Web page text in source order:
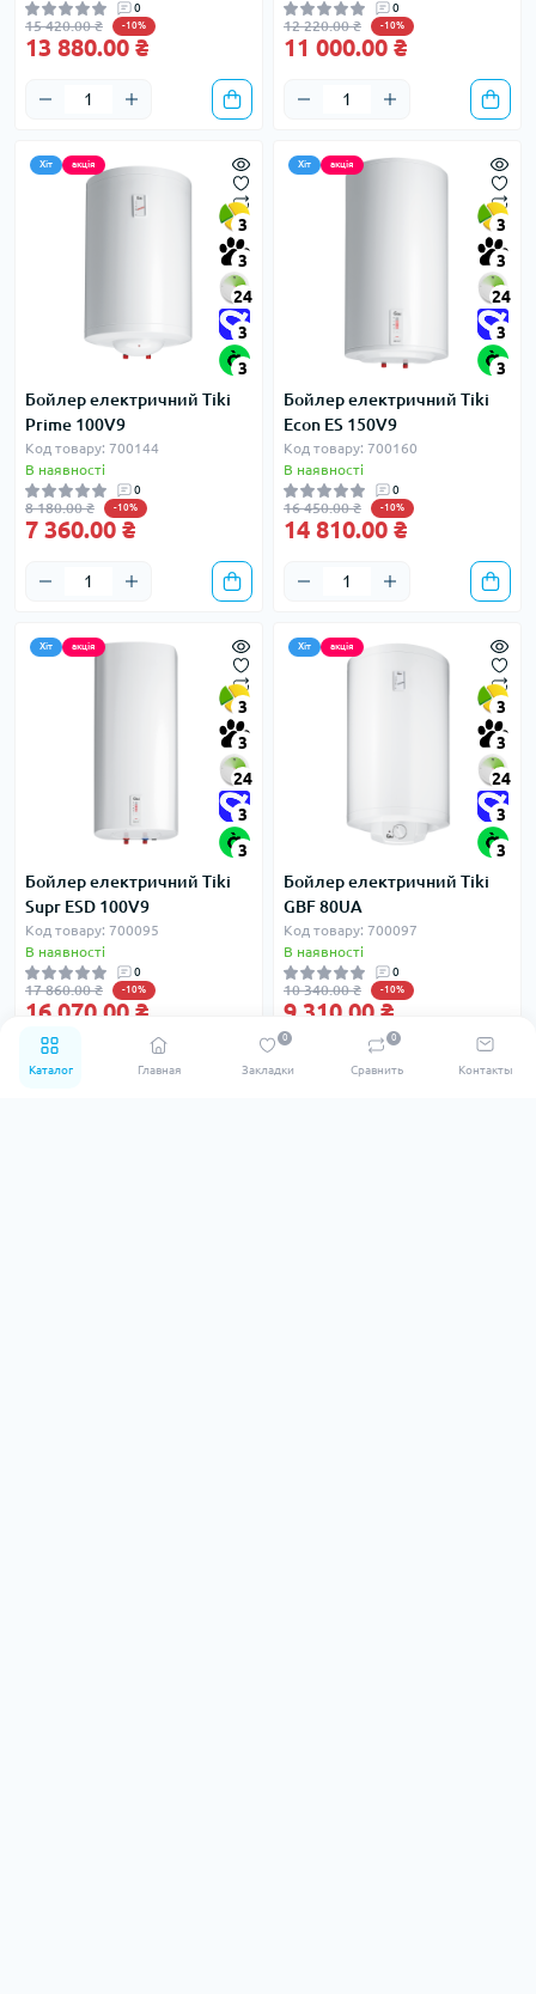
Каталог Главная Закладки
0
Сравнить
0
Контакты
0
15 420.00 ₴ -10%
13 880.00 ₴
0
12 220.00 ₴ -10%
11 000.00 ₴
Хіт акція
3
3
24
3
3
Бойлер електричний Tiki
Prime 100V9
Код товару: 700144
В наявності
0
8 180.00 ₴ -10%
7 360.00 ₴
Хіт акція
3
3
24
3
3
Бойлер електричний Tiki
Econ ES 150V9
Код товару: 700160
В наявності
0
16 450.00 ₴ -10%
14 810.00 ₴
Хіт акція
3
3
24
3
3
Бойлер електричний Tiki
Supr ESD 100V9
Код товару: 700095
В наявності
0
17 860.00 ₴ -10%
16 070.00 ₴
Хіт акція
3
3
24
3
3
Бойлер електричний Tiki
GBF 80UA
Код товару: 700097
В наявності
0
10 340.00 ₴ -10%
9 310.00 ₴